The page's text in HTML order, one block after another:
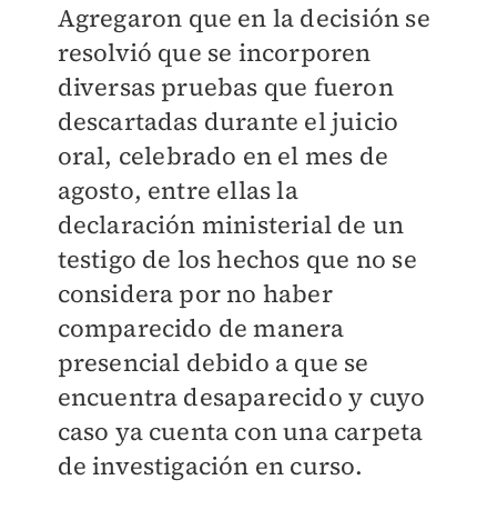
Agregaron que en la decisión se
resolvió que se incorporen
diversas pruebas que fueron
descartadas durante el juicio
oral, celebrado en el mes de
agosto, entre ellas la
declaración ministerial de un
testigo de los hechos que no se
considera por no haber
comparecido de manera
presencial debido a que se
encuentra desaparecido y cuyo
caso ya cuenta con una carpeta
de investigación en curso.